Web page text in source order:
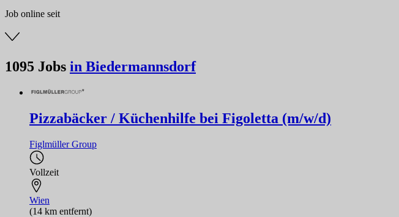
Job online seit
1095 Jobs in Biedermannsdorf
Pizzabäcker / Küchenhilfe bei Figoletta (m/w/d)
Figlmüller Group
Vollzeit
Wien
(14 km entfernt)